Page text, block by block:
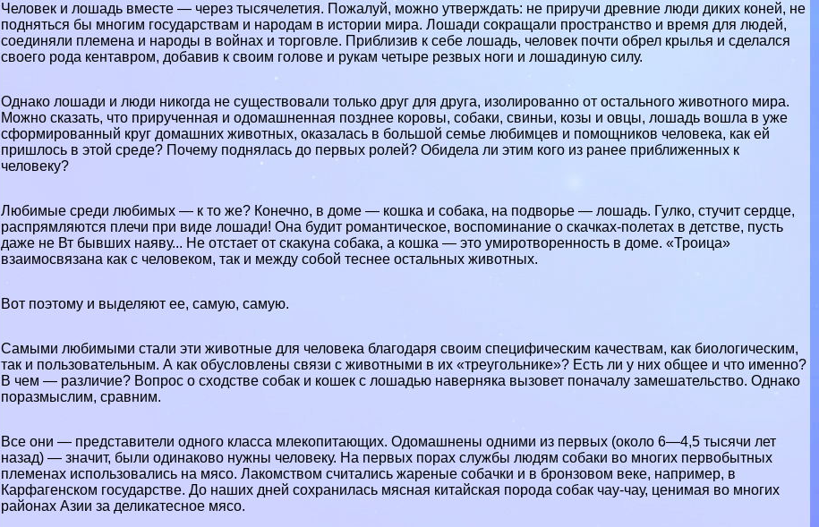
Человек и лошадь вместе — через тысячелетия. Пожалуй, можно утверждать: не приручи древние люди диких коней, не
подняться бы многим государствам и народам в истории мира. Лошади сокращали прострaнcтво и время для людей,
соединяли племена и народы в войнах и торговле. Приблизив к себе лошадь, человек почти обрел крылья и сделался
своего рода кентавром, добавив к своим голове и рукам четыре резвых ноги и лошадиную силу.
Однако лошади и люди никогда не существовали только друг для друга, изолированно от остального животного мира.
Можно сказать, что прирученная и одомашненная позднее коровы, собаки, свиньи, козы и овцы, лошадь вошла в уже
сформированный круг домашних животных, оказалась в большой семье любимцев и помощников человека, как ей
пришлось в этой среде? Почему поднялась до первых ролей? Обидела ли этим кого из ранее приближенных к
человеку?
Любимые среди любимых — к то же? Конечно, в доме — кошка и собака, на подворье — лошадь. Гулко, стучит сердце,
распрямляются плечи при виде лошади! Она будит романтическое, воспоминание о скачках-полетах в детстве, пусть
даже не Вт бывших наяву... Не отстает от скакуна собака, а кошка — это умиротворенность в доме. «Троица»
взаимосвязана как с человеком, так и между собой теснее остальных животных.
Вот поэтому и выделяют ее, самую, самую.
Самыми любимыми стали эти животные для человека благодаря своим специфическим качествам, как биологическим,
так и пользовательным. А как обусловлены связи с животными в их «треугольнике»? Есть ли у них общее и что именно?
В чем — различие? Вопрос о сходстве собак и кошек с лошадью наверняка вызовет поначалу замешательство. Однако
поразмыслим, сравним.
Все они — представители одного класса млекопитающих. Одомашнены одними из первых (около 6—4,5 тысячи лет
назад) — значит, были одинаково нужны человеку. На первых порах службы людям собаки во многих первобытных
племенах использовались на мясо. Лакомством считались жареные собачки и в бронзовом веке, например, в
Карфагенском государстве. До наших дней сохранилась мясная китайская порода собак чау-чау, ценимая во многих
районах Азии за деликатесное мясо.